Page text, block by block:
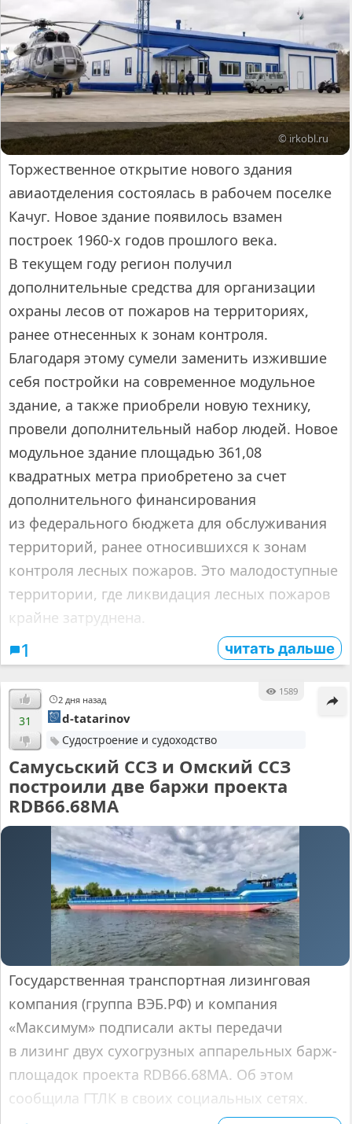
© irkobl.ru
Торжественное открытие нового здания
авиаотделения состоялась в рабочем поселке
Качуг. Новое здание появилось взамен
построек 1960-х годов прошлого века.
В текущем году регион получил
дополнительные средства для организации
охраны лесов от пожаров на территориях,
ранее отнесенных к зонам контроля.
Благодаря этому сумели заменить изжившие
себя постройки на современное модульное
здание, а также приобрели новую технику,
провели дополнительный набор людей. Новое
модульное здание площадью 361,08
квадратных метра приобретено за счет
дополнительного финансирования
из федерального бюджета для обслуживания
территорий, ранее относившихся к зонам
контроля лесных пожаров. Это малодоступные
территории, где ликвидация лесных пожаров
крайне затруднена.
1 читать дальше
2 дня назад
1589
31 d-tatarinov
Судостроение и судоходство
Самусьский ССЗ и Омский ССЗ
построили две баржи проекта
RDB66.68МА
Государственная транспортная лизинговая
компания (группа ВЭБ.РФ) и компания
«Максимум» подписали акты передачи
в лизинг двух сухогрузных аппарельных барж-
площадок проекта RDB66.68МА. Об этом
сообщила ГТЛК в своих социальных сетях.